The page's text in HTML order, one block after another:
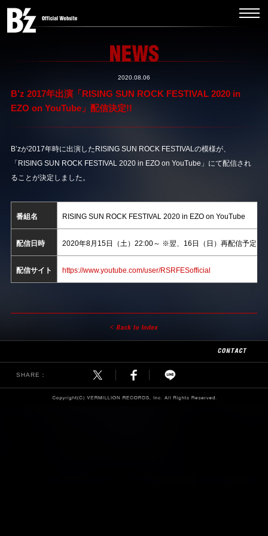
2020.08.06
B’z 2017年出演「RISING SUN ROCK FESTIVAL 2020 in
EZO on YouTube」配信決定!!
B’zが2017年時に出演したRISING SUN ROCK FESTIVALの模様が、
「RISING SUN ROCK FESTIVAL 2020 in EZO on YouTube」にて配信され
ることが決定しました。
番組名 RISING SUN ROCK FESTIVAL 2020 in EZO on YouTube
配信日時 2020年8月15日（土）22:00～ ※翌、16日（日）再配信予定
配信サイト https://www.youtube.com/user/RSRFESofficial
SHARE：